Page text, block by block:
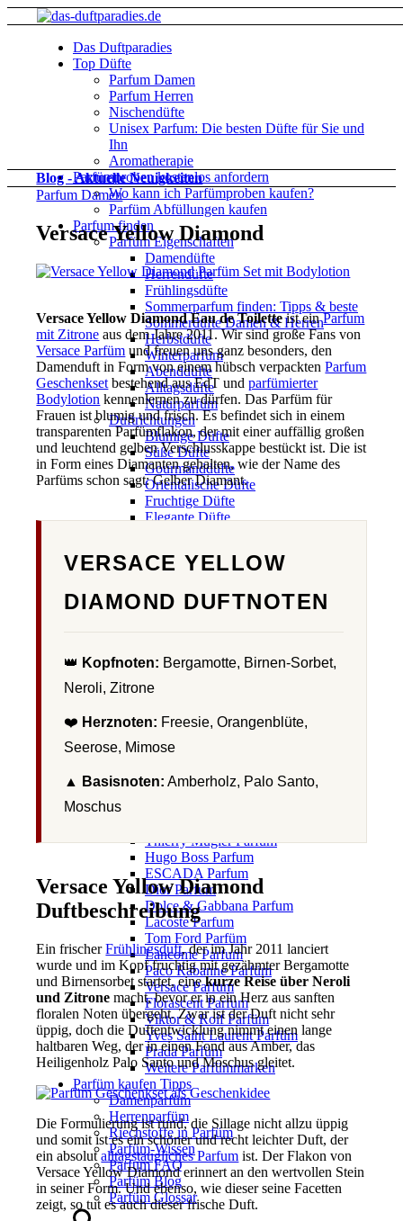
Das Duftparadies
Top Düfte
Parfum Damen
Parfum Herren
Nischendüfte
Unisex Parfum: Die besten Düfte für Sie und
Ihn
Aromatherapie
Parfümproben kostenlos anfordern
Wo kann ich Parfümproben kaufen?
Parfüm Abfüllungen kaufen
Parfum finden
Parfüm Eigenschaften
Damendüfte
Herrendüfte
Frühlingsdüfte
Sommerparfum finden: Tipps & beste
Sommerdüfte Damen & Herren
Herbstdüfte
Winterparfum
Abenddüfte
Alltagsdüfte
Naturparfüm
Duftrichtungen
Blumige Düfte
Süße Düfte
Gourmanddüfte
Orientalische Düfte
Fruchtige Düfte
Elegante Düfte
Frische Düfte
Fougere Düfte
Beliebte Duftnoten
Parfum mit Benzoe: Balsamische Süße
Oud Parfums für Einsteiger & Kenner:
Jasmin
Rose
Vanille
Parfümmarken
Thierry Mugler Parfum
Hugo Boss Parfum
ESCADA Parfum
Dior Parfum
Dolce & Gabbana Parfum
Lacoste Parfum
Tom Ford Parfüm
Lancome Parfum
Paco Rabanne Parfüm
Versace Parfum
Florascent Parfum
Viktor & Rolf Parfüm
Yves Saint Laurent Parfüm
Prada Parfüm
Weitere Parfümmarken
Parfüm kaufen Tipps
Damenparfüm
Herrenparfüm
Riechstoffe in Parfüm
Parfüm-Wissen
Parfum FAQ
Parfüm Blog
Parfüm Glossar
Blog - Aktuelle Neuigkeiten
Parfum Damen
Versace Yellow Diamond
Versace Yellow Diamond Eau de Toiletteist einParfum
mit Zitrone aus dem Jahre 2011. Wir sind große Fans von
Versace Parfüm und freuen uns ganz besonders, den
Damenduft in Form von einem hübsch verpacktenParfum
Geschenkset bestehend aus EdT undparfümierter
Bodylotion kennenlernen zu dürfen. Das Parfüm für
Frauen ist blumig und frisch. Es befindet sich in einem
transparenten Parfümflakon, der mit einer auffällig großen
und leuchtend gelben Verschlusskappe bestückt ist. Die ist
in Form eines Diamanten gehalten, wie der Name des
Parfüms schon sagt: Gelber Diamant.
VERSACE YELLOW
DIAMOND DUFTNOTEN
👑 Kopfnoten: Bergamotte, Birnen-Sorbet,
Neroli, Zitrone
❤️ Herznoten: Freesie, Orangenblüte,
Seerose, Mimose
▲ Basisnoten: Amberholz, Palo Santo,
Moschus
Versace Yellow Diamond
Duftbeschreibung
Ein frischerFrühlingsduft, der im Jahr 2011 lanciert
wurde und im Kopf fruchtig mit gezähmter Bergamotte
und Birnensorbet startet, einekurze Reise über Neroli
und Zitrone macht, bevor er in ein Herz aus sanften
floralen Noten übergeht. Zwar ist der Duft nicht sehr
üppig, doch die Duftentwicklung nimmt einen lange
haltbaren Weg, der in einen Fond aus Amber, das
Heiligenholz Palo Santo und Moschus gleitet.
Die Formulierung ist rund, die Sillage nicht allzu üppig
und somit ist es ein schöner und recht leichter Duft, der
ein absolutalltagstaugliches Parfum ist. Der Flakon von
Versace Yellow Diamond erinnert an den wertvollen Stein
in seiner Form. Und ebenso, wie dieser seine Facetten
zeigt, so tut es auch dieser frische Duft.